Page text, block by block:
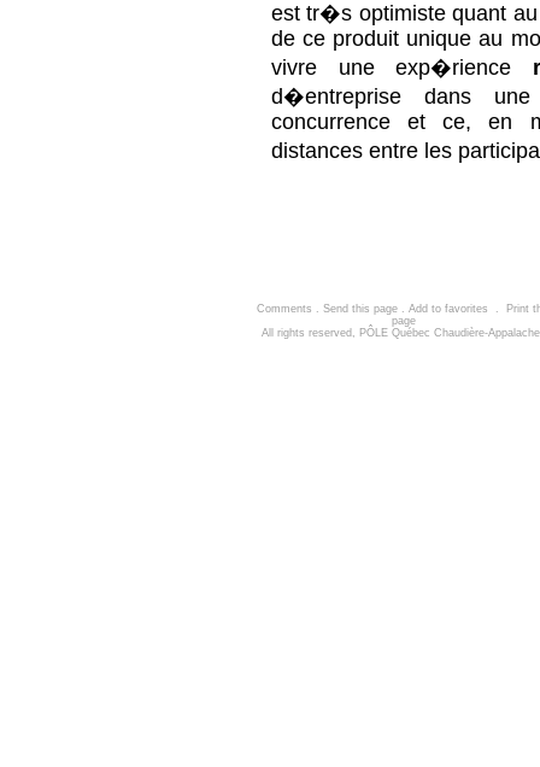
est tr�s optimiste quant
de ce produit unique au
vivre une exp�rience
d�entreprise dans
concurrence et ce, en
distances entre les
Comments . Send this page. Add to favorites .
Print
page
All rights reserved, PÔLE Québec Chaudière-